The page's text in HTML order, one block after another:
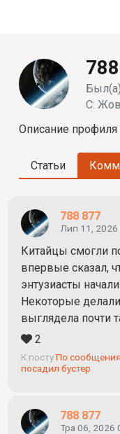
С:
Описание профиля
Статьи
788 877
Лип 11, 2026
Китайцы смогли
впервые сказал,
энтузиасты
Некоторые
выглядела почти
2
К постуПо
посадил бустер
788 877
Тра 06, 2026